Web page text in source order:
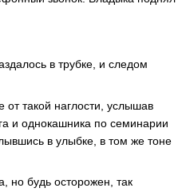
в трубке, и следом
от такой наглости, услышав
и однокашника по семинарии
в улыбке, в том же тоне
но будь осторожен, так